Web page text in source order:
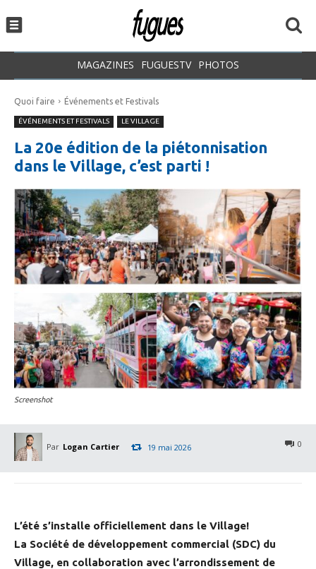
MAGAZINES FUGUESTV PHOTOS
Quoi faire Événements et Festivals
ÉVÉNEMENTS ET FESTIVALS LE VILLAGE
La 20e édition de la piétonnisation
dans le Village, c’est parti !
Screenshot
Par Logan Cartier 0
19 mai 2026
L’été s’installe officiellement dans le Village!
La Société de développement commercial (SDC) du
Village, en collaboration avec l’arrondissement de